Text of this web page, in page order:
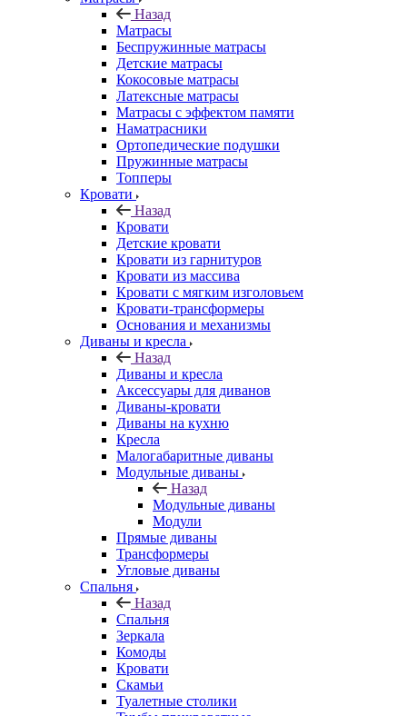
Назад
Матрасы
Беспружинные матрасы
Детские матрасы
Кокосовые матрасы
Латексные матрасы
Матрасы с эффектом памяти
Наматрасники
Ортопедические подушки
Пружинные матрасы
Топперы
Кровати
Назад
Кровати
Детские кровати
Кровати из гарнитуров
Кровати из массива
Кровати с мягким изголовьем
Кровати-трансформеры
Основания и механизмы
Диваны и кресла
Назад
Диваны и кресла
Аксессуары для диванов
Диваны-кровати
Диваны на кухню
Кресла
Малогабаритные диваны
Модульные диваны
Назад
Модульные диваны
Модули
Прямые диваны
Трансформеры
Угловые диваны
Спальня
Назад
Спальня
Зеркала
Комоды
Кровати
Скамьи
Туалетные столики